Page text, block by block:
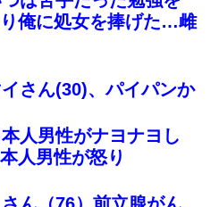
俺に処女を捧げた…雌
さん(30)、パイパンか
人男性がナヨナヨし
人男性が怒り
さん（76）前立腺がん